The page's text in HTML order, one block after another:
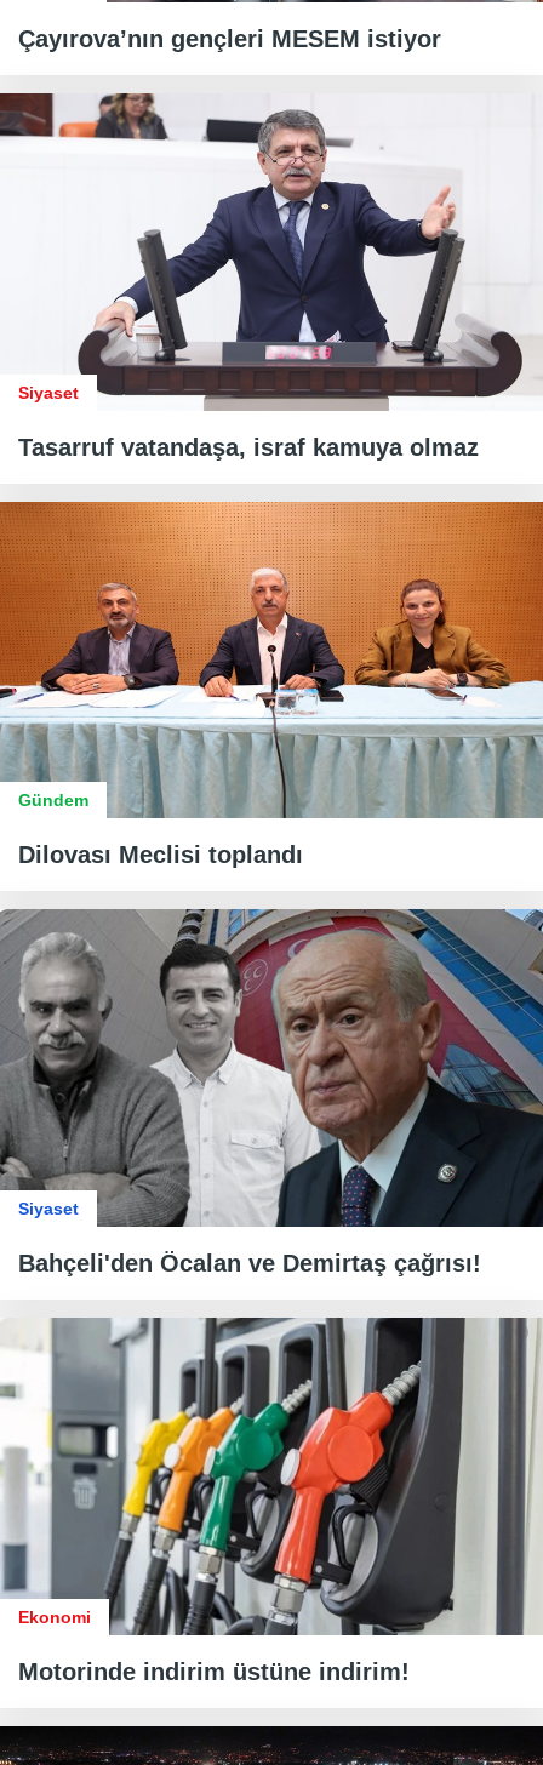
Çayırova’nın gençleri MESEM istiyor
Siyaset
Tasarruf vatandaşa, israf kamuya olmaz
Gündem
Dilovası Meclisi toplandı
Siyaset
Bahçeli'den Öcalan ve Demirtaş çağrısı!
Ekonomi
Motorinde indirim üstüne indirim!